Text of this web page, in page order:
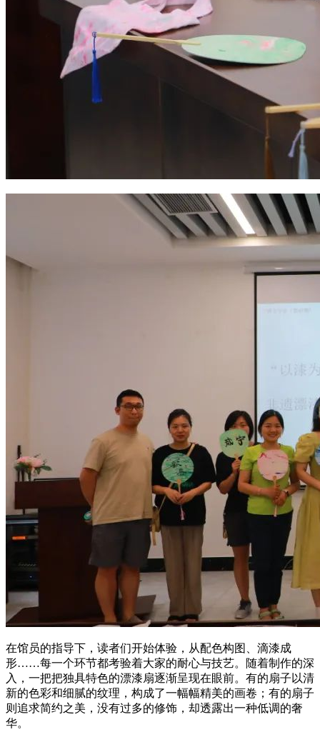
在馆员的指导下，读者们开始体验，从配色构图、滴漆成
形……每一个环节都考验着大家的耐心与技艺。随着制作的深
入，一把把独具特色的漂漆扇逐渐呈现在眼前。有的扇子以清
新的色彩和细腻的纹理，构成了一幅幅精美的画卷；有的扇子
则追求简约之美，没有过多的修饰，却透露出一种低调的奢
华。